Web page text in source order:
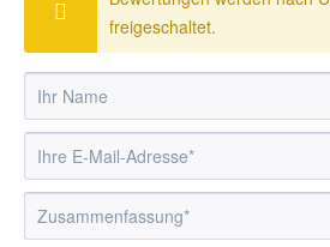
freigeschaltet.